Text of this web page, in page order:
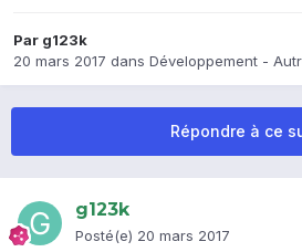
Par g123k
20 mars 2017 dans Développement -
Répondre à ce
g123k
Posté(e) 20 mars 2017